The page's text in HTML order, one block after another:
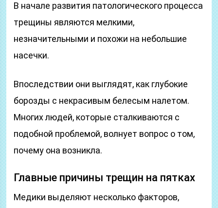
В начале развития патологического процесса
трещины являются мелкими,
незначительными и похожи на небольшие
насечки.
Впоследствии они выглядят, как глубокие
борозды с некрасивым белесым налетом.
Многих людей, которые сталкиваются с
подобной проблемой, волнует вопрос о том,
почему она возникла.
Главные причины трещин на пятках
Медики выделяют несколько факторов,